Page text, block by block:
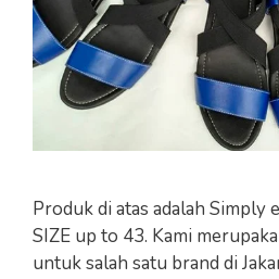
Produk di atas adalah Simply
SIZE up to 43. Kami
untuk salah satu brand di